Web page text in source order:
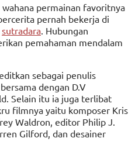
permainan favoritnya
pernah bekerja di
sutradara . Hubungan
pemahaman mendalam
sebagai penulis
dengan D.V
Selain itu ia juga terlibat
filmnya yaitu komposer Kris
Waldron, editor Philip J.
Gilford, dan desainer